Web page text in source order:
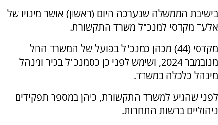
בישיבת הממשלה שנערכה היום (ראשון) אושר מינויו של
אלעד מקדסי למנכ"ל משרד התקשורת.
מקדסי (44) מכהן כמנכ"ל בפועל של המשרד החל
מנובמבר 2024, ושימש לפני כן כסמנכ"ל בכיר ומנהל
מינהל כלכלה במשרד.
לפני שהגיע למשרד התקשורת, כיהן במספר תפקידים
ניהוליים ברשות התחרות.